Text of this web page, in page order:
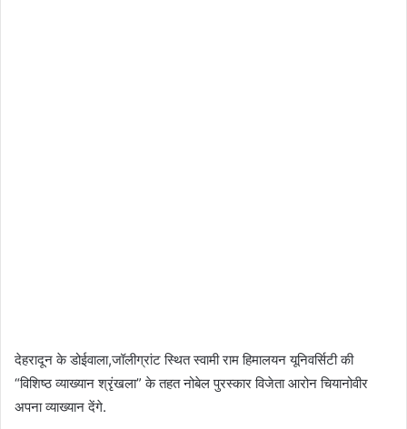
देहरादून के डोईवाला,जॉलीग्रांट स्थित स्वामी राम हिमालयन यूनिवर्सिटी की
“विशिष्ठ व्याख्यान श्रृंखला” के तहत नोबेल पुरस्कार विजेता आरोन चियानोवीर
अपना व्याख्यान देंगे.